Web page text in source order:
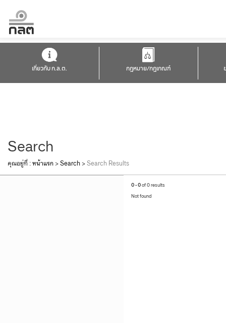
เกี่ยวกับ ก.ล.ต. กฎหมาย/กฎเกณฑ์
Search
คุณอยู่ที่ :หน้าแรก >Search >Search Results
0 - 0of 0 results
Not found